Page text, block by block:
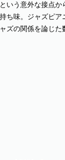
いう意外な接点
ち味。ジャズピア
ズの関係を論じ